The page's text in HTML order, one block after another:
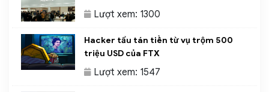
Lượt xem: 1300
Hacker tẩu tán tiền từ vụ trộm 500
triệu USD của FTX
Lượt xem: 1547